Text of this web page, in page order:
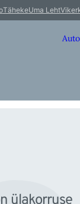
TähekeUma Leht
ülakorruse